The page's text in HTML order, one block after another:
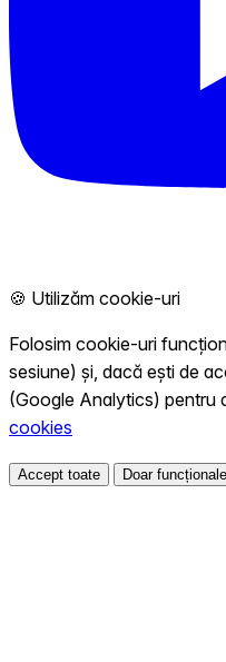
🍪 Utilizăm cookie-uri
Folosim cookie-uri
sesiune) și, dacă ești de
(Google Analytics) pentru
cookies
Accept toate Doar funcționale